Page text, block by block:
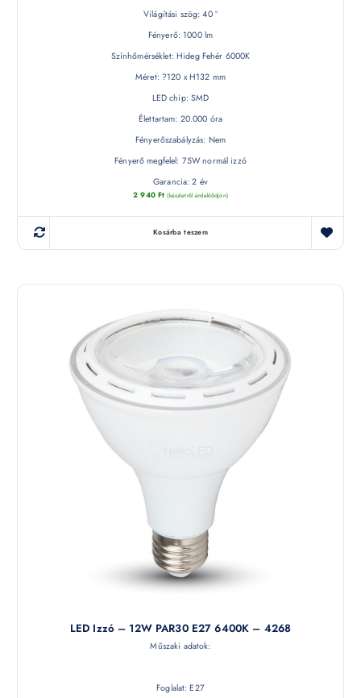
Világítási szög: 40 °
Fényerő: 1000 lm
Színhőmérséklet: Hideg Fehér 6000K
Méret: ?120 x H132 mm
LED chip: SMD
Élettartam: 20.000 óra
Fényerőszabályzás: Nem
Fényerő megfelel: 75W normál izzó
Garancia: 2 év
2 940 Ft (készletről érdeklődjön)
Kosárba teszem
LED Izzó – 12W PAR30 E27 6400K – 4268
Műszaki adatok:
Foglalat: E27